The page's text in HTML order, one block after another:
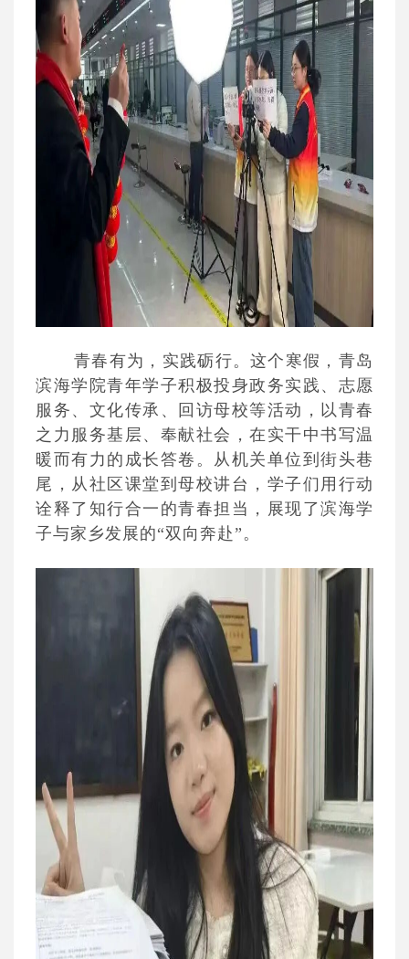
青春有为，实践砺行。这个寒假，青岛
滨海学院青年学子积极投身政务实践、志愿
服务、文化传承、回访母校等活动，以青春
之力服务基层、奉献社会，在实干中书写温
暖而有力的成长答卷。从机关单位到街头巷
尾，从社区课堂到母校讲台，学子们用行动
诠释了知行合一的青春担当，展现了滨海学
子与家乡发展的“双向奔赴”。